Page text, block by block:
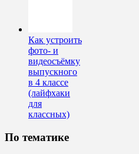
Как устроить
фото- и
видеосъёмку
выпускного
в 4 классе
(лайфхаки
для
классных)
По тематике